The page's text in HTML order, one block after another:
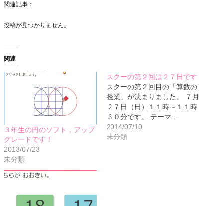
関連記事：
投稿が見つかりません。
関連
３年生の円のソフト，アップ
グレードです！
2013/07/23
未分類
スクーの第２回は２７日です
スクーの第２回目の「算数の
授業」が決まりました。 ７月
２７日（日）１１時～１１時
３０分です。 テーマ…
2014/07/10
未分類